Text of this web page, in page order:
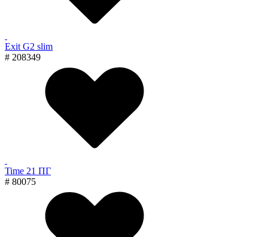
Exit G2 slim
# 208349
Time 21 ПГ
# 80075